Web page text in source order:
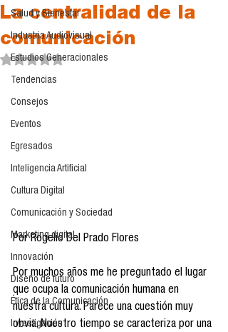
Salud y Bienestar
Industria Audiovisual
Estudios Generacionales
Tendencias
Consejos
Eventos
Egresados
Inteligencia Artificial
Cultura Digital
Comunicación y Sociedad
Marketing digital
Innovación
Diseño de futuro
Ética de la Comunicación
Investigación
La centralidad de la
comunicación
Obtuvo NaN de 5 estrellas.
Por Rogelio Del Prado Flores
Por muchos años me he preguntado el lugar
que ocupa la comunicación humana en
nuestra cultura. Parece una cuestión muy
obvia. Nuestro tiempo se caracteriza por una